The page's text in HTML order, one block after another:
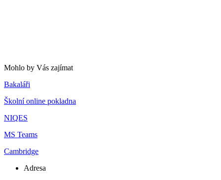
Mohlo by Vás zajímat
Bakaláři
Školní online pokladna
NIQES
MS Teams
Cambridge
Adresa